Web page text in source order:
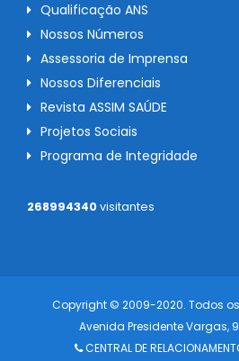
Qualificação ANS
Nossos Números
Assessoria de Imprensa
Nossos Diferenciais
Revista ASSIM SAÚDE
Projetos Sociais
Programa de Integridade
268994340visitantes
Copyright © 2009-2020. Todos
Avenida Presidente Vargas,
CENTRAL DE